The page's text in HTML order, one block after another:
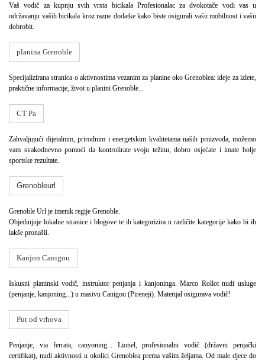
Vaš vodič za kupnju svih vrsta bicikala Profesionalac za dvokotače vodi vas u
održavanju vaših bicikala kroz razne dodatke kako biste osigurali vašu mobilnost i vašu
dobrobit.
planina Grenoble
Specijalizirana stranica o aktivnostima vezanim za planine oko Grenoblea: ideje za izlete,
praktične informacije, život u planini Grenoble...
CT Pa
Zahvaljujući dijetalnim, prirodnim i energetskim kvalitetama naših proizvoda, možemo
vam svakodnevno pomoći da kontrolirate svoju težinu, dobro osjećate i imate bolje
sportske rezultate.
Grenobleurl
Grenoble Url je imenik regije Grenoble.
Objedinjuje lokalne stranice i blogove te ih kategorizira u različite kategorije kako bi ih
lakše pronašli.
Kanjon Canigou
Iskusni planinski vodič, instruktor penjanja i kanjoninga. Marco Rollot nudi usluge
(penjanje, kanjoning...) u masivu Canigou (Pireneji). Materijal osigurava vodič!
Put od vrhova
Penjanje, via ferrata, canyoning... Lionel, profesionalni vodič (državni penjački
certifikat), nudi aktivnosti u okolici Grenoblea prema vašim željama. Od male djece do